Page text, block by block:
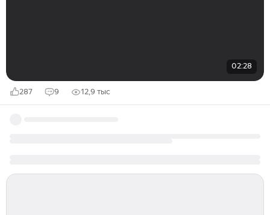
02:28
287 9 12,9 тыс